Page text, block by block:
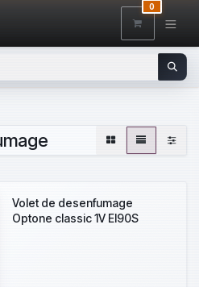
0
Volet de desenfumage
Optone classic 1V EI90S